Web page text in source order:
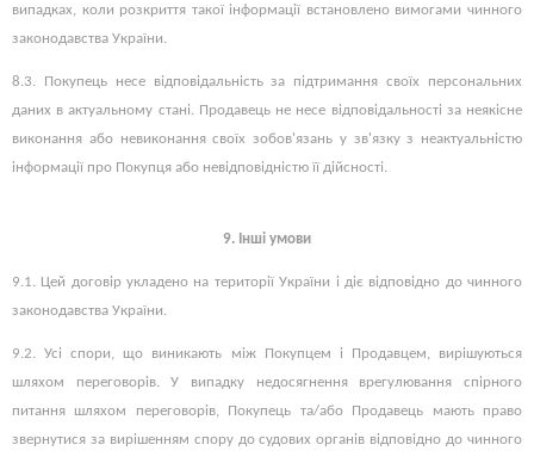
випадках, коли розкриття такої інформації встановлено вимогами чинного
законодавства України.
8.3. Покупець несе відповідальність за підтримання своїх персональних
даних в актуальному стані. Продавець не несе відповідальності за неякісне
виконання або невиконання своїх зобов'язань у зв'язку з неактуальністю
інформації про Покупця або невідповідністю її дійсності.
9. Інші умови
9.1. Цей договір укладено на території України і діє відповідно до чинного
законодавства України.
9.2. Усі спори, що виникають між Покупцем і Продавцем, вирішуються
шляхом переговорів. У випадку недосягнення врегулювання спірного
питання шляхом переговорів, Покупець та/або Продавець мають право
звернутися за вирішенням спору до судових органів відповідно до чинного